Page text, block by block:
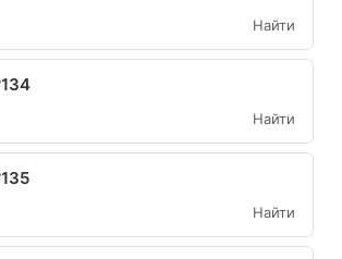
Найти
Найти
Найти